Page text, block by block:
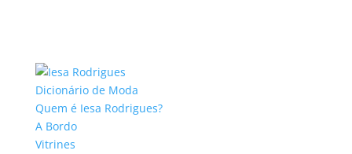
Dicionário de Moda
Quem é Iesa Rodrigues?
A Bordo
Vitrines